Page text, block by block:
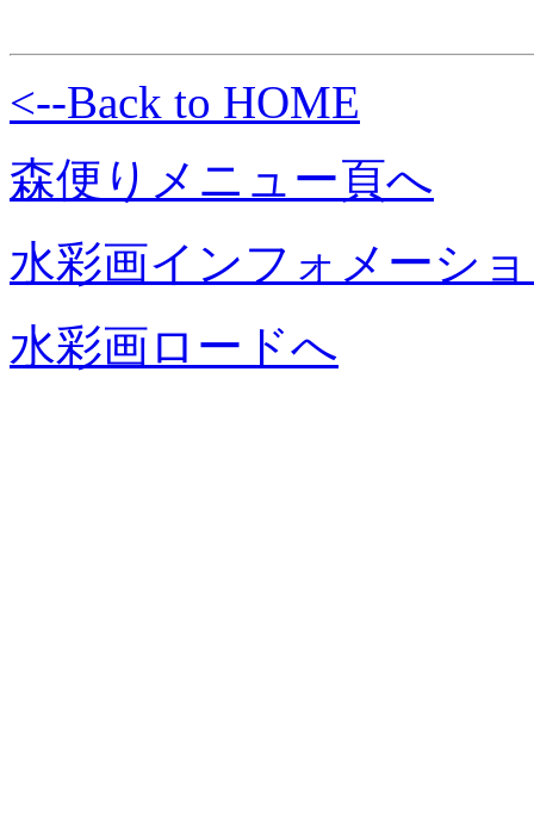
<--Back to HOME
森便りメニュー頁へ
水彩画インフォメーシ
水彩画ロードへ